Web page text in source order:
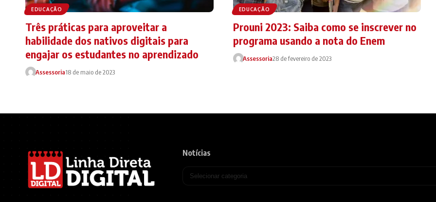
EDUCAÇÃO
Três práticas para aproveitar a
habilidade dos nativos digitais para
engajar os estudantes no aprendizado
Assessoria18 de maio de 2023
EDUCAÇÃO
Prouni 2023: Saiba como se inscrever no
programa usando a nota do Enem
Assessoria28 de fevereiro de 2023
Notícias